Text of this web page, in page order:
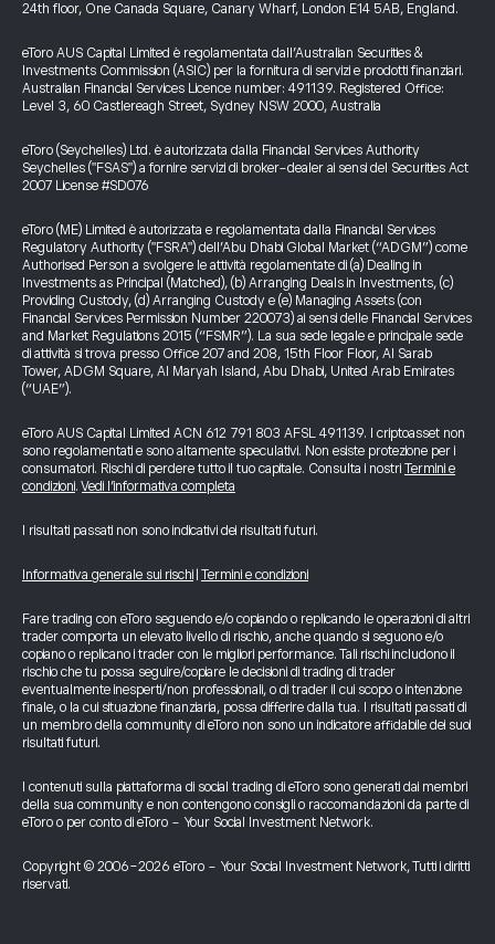
24th floor, One Canada Square, Canary Wharf, London E14 5AB, England.
eToro AUS Capital Limited è regolamentata dall’Australian Securities &
Investments Commission (ASIC) per la fornitura di servizi e prodotti finanziari.
Australian Financial Services Licence number: 491139. Registered Office:
Level 3, 60 Castlereagh Street, Sydney NSW 2000, Australia
eToro (Seychelles) Ltd. è autorizzata dalla Financial Services Authority
Seychelles ("FSAS") a fornire servizi di broker-dealer ai sensi del Securities Act
2007 License #SD076
eToro (ME) Limited è autorizzata e regolamentata dalla Financial Services
Regulatory Authority ("FSRA") dell’Abu Dhabi Global Market (“ADGM”) come
Authorised Person a svolgere le attività regolamentate di (a) Dealing in
Investments as Principal (Matched), (b) Arranging Deals in Investments, (c)
Providing Custody, (d) Arranging Custody e (e) Managing Assets (con
Financial Services Permission Number 220073) ai sensi delle Financial Services
and Market Regulations 2015 (“FSMR”). La sua sede legale e principale sede
di attività si trova presso Office 207 and 208, 15th Floor Floor, Al Sarab
Tower, ADGM Square, Al Maryah Island, Abu Dhabi, United Arab Emirates
(“UAE”).
eToro AUS Capital Limited ACN 612 791 803 AFSL 491139. I criptoasset non
sono regolamentati e sono altamente speculativi. Non esiste protezione per i
consumatori. Rischi di perdere tutto il tuo capitale. Consulta i nostri Termini e
condizioni.Vedi l’informativa completa
I risultati passati non sono indicativi dei risultati futuri.
Informativa generale sui rischi Termini e condizioni
Fare trading con eToro seguendo e/o copiando o replicando le operazioni di altri
trader comporta un elevato livello di rischio, anche quando si seguono e/o
copiano o replicano i trader con le migliori performance. Tali rischi includono il
rischio che tu possa seguire/copiare le decisioni di trading di trader
eventualmente inesperti/non professionali, o di trader il cui scopo o intenzione
finale, o la cui situazione finanziaria, possa differire dalla tua. I risultati passati di
un membro della community di eToro non sono un indicatore affidabile dei suoi
risultati futuri.
I contenuti sulla piattaforma di social trading di eToro sono generati dai membri
della sua community e non contengono consigli o raccomandazioni da parte di
eToro o per conto di eToro - Your Social Investment Network.
Copyright © 2006-2026 eToro - Your Social Investment Network, Tutti i diritti
riservati.